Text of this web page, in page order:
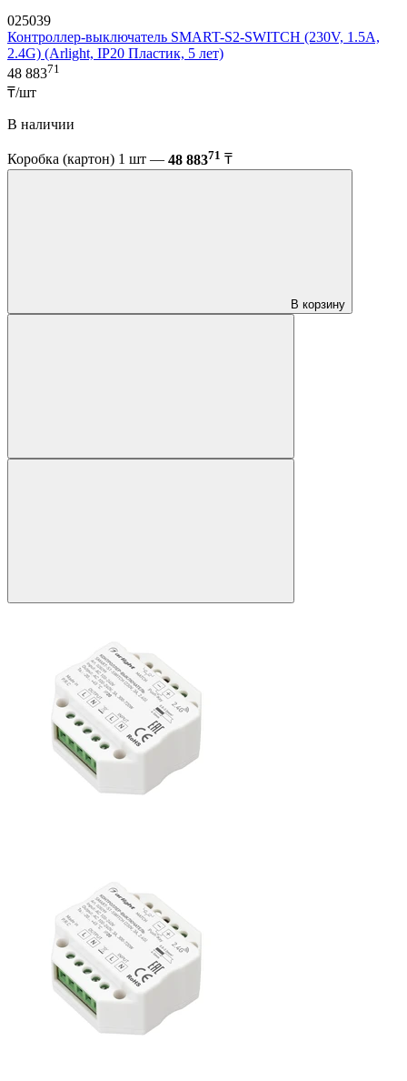
025039
Контроллер-выключатель SMART-S2-SWITCH (230V, 1.5A,
2.4G) (Arlight, IP20 Пластик, 5 лет)
48 88371
₸/шт
В наличии
Коробка (картон) 1 шт — 48 88371 ₸
В корзину